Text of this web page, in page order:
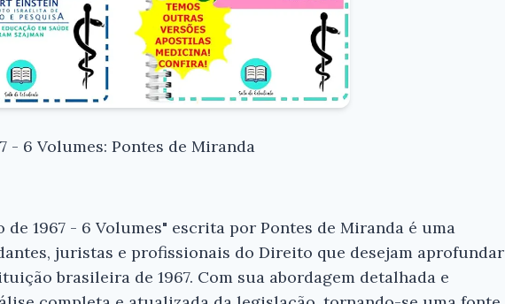
- 6 Volumes: Pontes de Miranda
1967 - 6 Volumes" escrita por Pontes de Miranda é uma
juristas e profissionais do Direito que desejam aprofundar
brasileira de 1967. Com sua abordagem detalhada e